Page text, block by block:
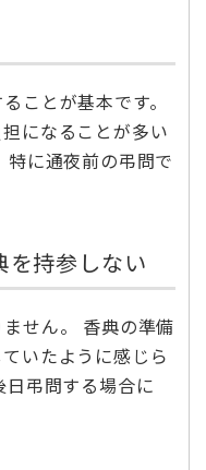
ことが基本です。
になることが多い
特に通夜前の弔問で
を持参しない
せん。 香典の準備
いたように感じら
日弔問する場合に